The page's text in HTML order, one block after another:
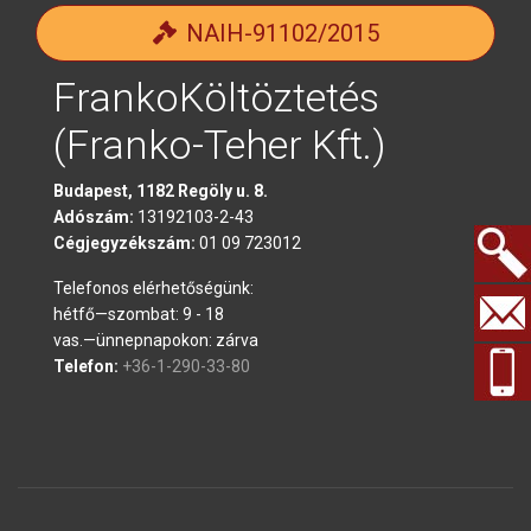
NAIH-91102/2015
FrankoKöltöztetés
(Franko-Teher Kft.)
Budapest, 1182 Regöly u. 8.
Adószám: 13192103-2-43
Cégjegyzékszám: 01 09 723012
Telefonos elérhetőségünk:
hétfő—szombat: 9 - 18
vas.—ünnepnapokon: zárva
Telefon: +36-1-290-33-80